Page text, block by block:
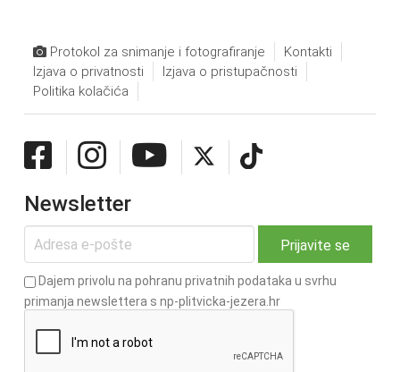
Protokol za snimanje i fotografiranje
Kontakti
Izjava o privatnosti
Izjava o pristupačnosti
Politika kolačića
Newsletter
Dajem privolu na pohranu privatnih podataka u svrhu
primanja newslettera s np-plitvicka-jezera.hr